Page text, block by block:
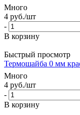
Много
4 руб./шт
-
В корзину
Быстрый просмотр
Термошайба 0 мм
Много
4 руб./шт
-
В корзину